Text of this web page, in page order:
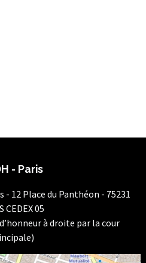
- Paris
12 Place du Panthéon - 75231
CEDEX 05
à droite par la cour